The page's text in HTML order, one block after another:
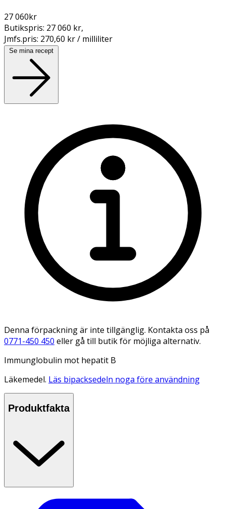
27 060kr
Butikspris: 27 060 kr,
Jmfs.pris: 270,60 kr / milliliter
Se mina recept
Denna förpackning är inte tillgänglig. Kontakta oss på
0771-450 450 eller gå till butik för möjliga alternativ.
Immunglobulin mot hepatit B
Läkemedel. Läs bipacksedeln noga före användning
Produktfakta